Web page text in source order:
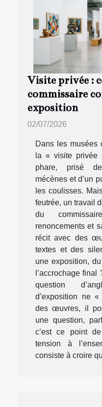
Visite privée :
commissaire
exposition
02/07/2026
Dans les musées
la « visite privée
phare, prisé
mécènes et d’un
les coulisses.
feutrée, un travail
du
renoncements et
récit avec des
textes et des
une exposition,
l’accrochage
question
d’exposition ne
des œuvres, il
une question,
c’est ce point
tension à
consiste à croire